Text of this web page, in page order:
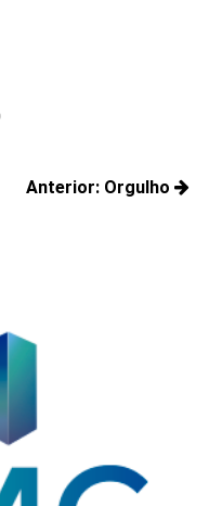
Anterior: Orgulho